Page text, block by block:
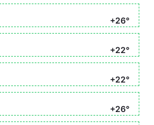
+26°
+22°
+22°
+26°